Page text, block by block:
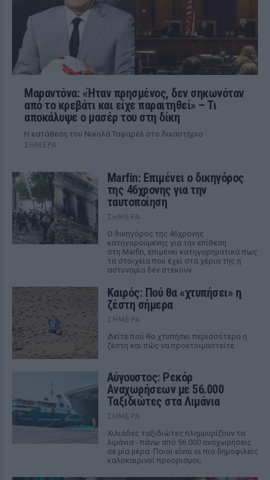
Μαραντόνα: «Ήταν πρησμένος, δεν σηκωνόταν
από το κρεβάτι και είχε παραιτηθεί» – Τι
αποκάλυψε ο μασέρ του στη δίκη
Η κατάθεση του Νικολά Ταφαρέλ στο δικαστήριο
ΣΉΜΕΡΑ
Marfin: Επιμένει ο δικηγόρος
της 46χρονης για την
ταυτοποίηση
ΣΉΜΕΡΑ
Ο δικηγόρος της 46χρονης
κατηγορούμενης για την επίθεση
στη Marfin, επιμένει κατηγορηματικά πως
τα στοιχεία που έχει στα χέρια της η
αστυνομία δεν στέκουν.
Καιρός: Πού θα «χτυπήσει» η
ζέστη σήμερα
ΣΉΜΕΡΑ
Δείτε πού θα χτυπήσει περισσότερο η
ζέστη και πώς να προετοιμαστείτε
Αύγουστος: Ρεκόρ
Αναχωρήσεων με 56.000
Ταξιδιώτες στα Λιμάνια
ΣΉΜΕΡΑ
Χιλιάδες ταξιδιώτες πλημμυρίζουν τα
λιμάνια - πάνω από 56.000 αναχωρήσεις
σε μία μέρα. Ποιοι είναι οι πιο δημοφιλείς
καλοκαιρινοί προορισμοί;